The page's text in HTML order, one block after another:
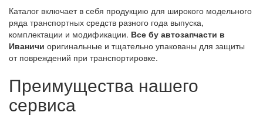
Каталог включает в себя продукцию для широкого модельного
ряда транспортных средств разного года выпуска,
комплектации и модификации. Все бу автозапчасти в
Иваничи оригинальные и тщательно упакованы для защиты
от повреждений при транспортировке.
Преимущества нашего
сервиса